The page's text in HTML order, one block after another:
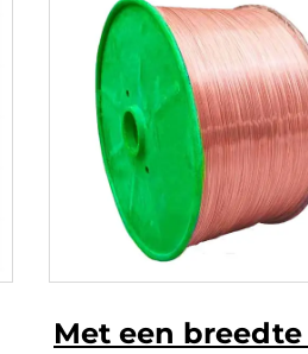
Met een breedte